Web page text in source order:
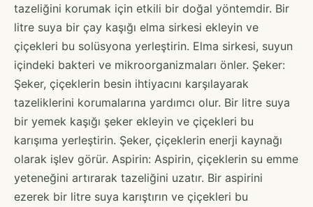
tazeliğini korumak için etkili bir doğal yöntemdir. Bir
litre suya bir çay kaşığı elma sirkesi ekleyin ve
çiçekleri bu solüsyona yerleştirin. Elma sirkesi, suyun
içindeki bakteri ve mikroorganizmaları önler. Şeker:
Şeker, çiçeklerin besin ihtiyacını karşılayarak
tazeliklerini korumalarına yardımcı olur. Bir litre suya
bir yemek kaşığı şeker ekleyin ve çiçekleri bu
karışıma yerleştirin. Şeker, çiçeklerin enerji kaynağı
olarak işlev görür. Aspirin: Aspirin, çiçeklerin su emme
yeteneğini artırarak tazeliğini uzatır. Bir aspirini
ezerek bir litre suya karıştırın ve çiçekleri bu